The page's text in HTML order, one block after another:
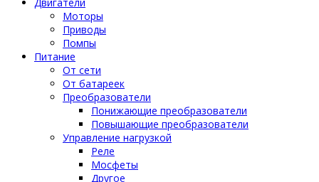
Моторы
Приводы
Помпы
Питание
От сети
От батареек
Преобразователи
Понижающие преобразователи
Повышающие преобразователи
Управление нагрузкой
Реле
Мосфеты
Другое